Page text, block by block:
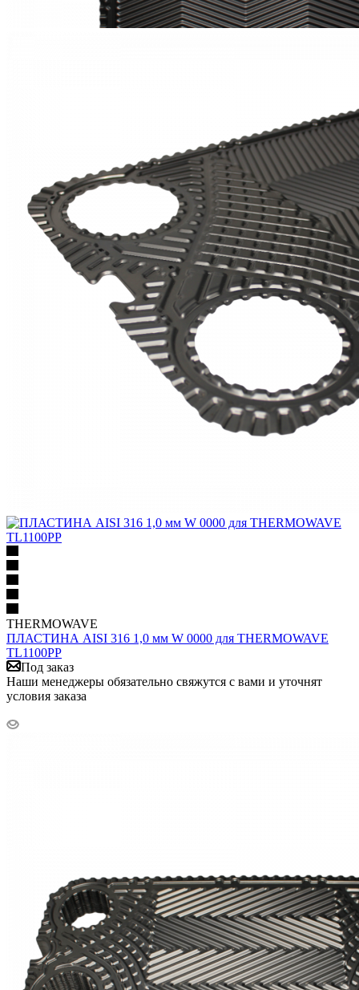
THERMOWAVE
ПЛАСТИНА AISI 316 1,0 мм W 0000 для THERMOWAVE
TL1100PP
Под заказ
Наши менеджеры обязательно свяжутся с вами и уточнят
условия заказа